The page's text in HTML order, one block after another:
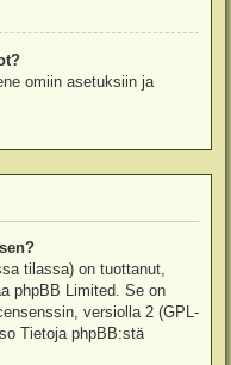
omiin asetuksiin ja
tilassa) on tuottanut,
phpBB Limited . Se on
versiolla 2 (GPL-
Tietoja phpBB:stä